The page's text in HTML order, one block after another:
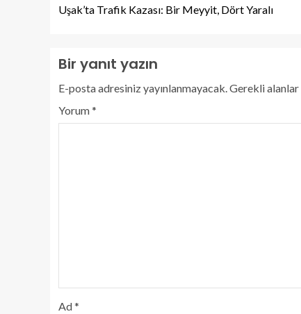
Uşak’ta Trafik Kazası: Bir Meyyit, Dört Yaralı
Bir yanıt yazın
E-posta adresiniz yayınlanmayacak.Gerekli alanlar
Yorum*
Ad*